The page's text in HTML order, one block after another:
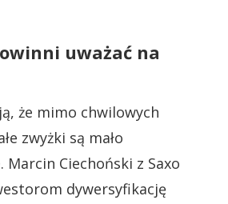
uważać na
że mimo chwilowych
zwyżki są mało
Ciechoński z Saxo
dywersyfikację